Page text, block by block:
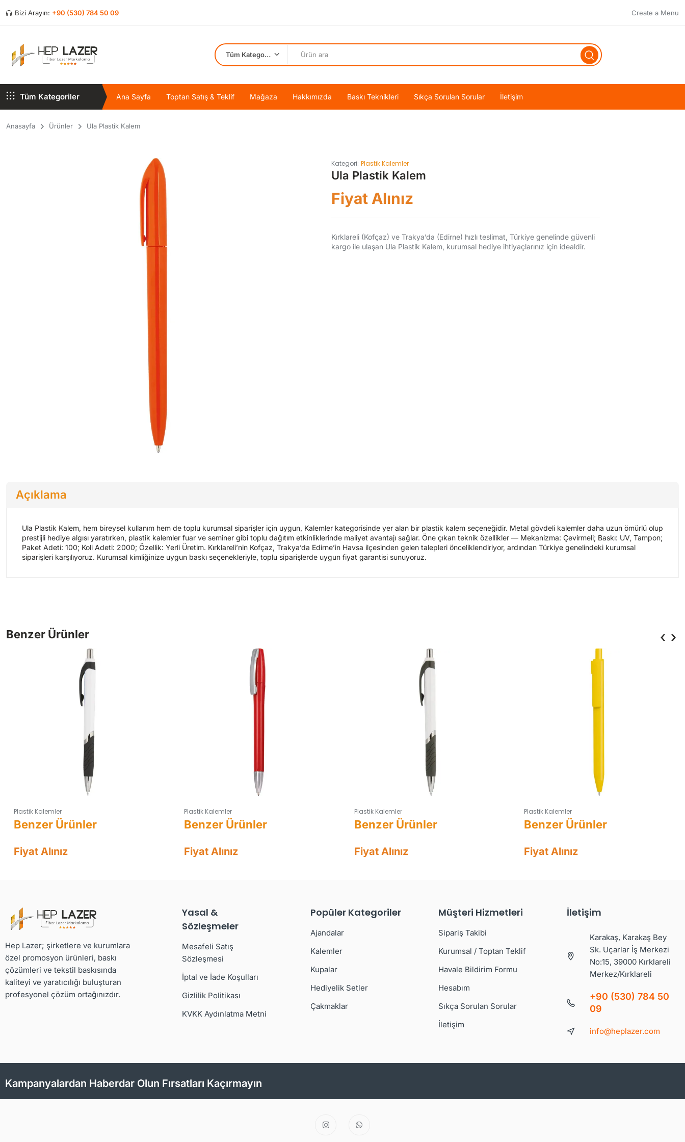
Bizi Arayın: +90 (530) 784 50 09 Create a Menu
Tüm Kategoriler
Tüm Kategoriler Ana Sayfa Toptan Satış & Teklif Mağaza Hakkımızda Baskı Teknikleri Sıkça Sorulan Sorular İletişim
Anasayfa Ürünler Ula Plastik Kalem
Kategori: Plastik Kalemler
Ula Plastik Kalem
Fiyat Alınız
Kırklareli (Kofçaz) ve Trakya’da (Edirne) hızlı teslimat, Türkiye genelinde güvenli
kargo ile ulaşan Ula Plastik Kalem, kurumsal hediye ihtiyaçlarınız için idealdir.
Açıklama
Ula Plastik Kalem, hem bireysel kullanım hem de toplu kurumsal siparişler için uygun, Kalemler kategorisinde yer alan bir plastik kalem seçeneğidir. Metal gövdeli kalemler daha uzun ömürlü olup
prestijli hediye algısı yaratırken, plastik kalemler fuar ve seminer gibi toplu dağıtım etkinliklerinde maliyet avantajı sağlar. Öne çıkan teknik özellikler — Mekanizma: Çevirmeli; Baskı: UV, Tampon;
Paket Adeti: 100; Koli Adeti: 2000; Özellik: Yerli Üretim. Kırklareli’nin Kofçaz, Trakya’da Edirne’in Havsa ilçesinden gelen talepleri önceliklendiriyor, ardından Türkiye genelindeki kurumsal
siparişleri karşılıyoruz. Kurumsal kimliğinize uygun baskı seçenekleriyle, toplu siparişlerde uygun fiyat garantisi sunuyoruz.
Plastik Kalemler
Fiyat Alınız
Plastik Kalemler
Fiyat Alınız
Plastik Kalemler
Fiyat Alınız
Plastik Kalemler
Fiyat Alınız
‹ ›
Hep Lazer; şirketlere ve kurumlara
özel promosyon ürünleri, baskı
çözümleri ve tekstil baskısında
kaliteyi ve yaratıcılığı buluşturan
profesyonel çözüm ortağınızdır.
Yasal &
Sözleşmeler
Mesafeli Satış
Sözleşmesi
İptal ve İade Koşulları
Gizlilik Politikası
KVKK Aydınlatma Metni
Popüler Kategoriler
Ajandalar
Kalemler
Kupalar
Hediyelik Setler
Çakmaklar
Müşteri Hizmetleri
Sipariş Takibi
Kurumsal / Toptan Teklif
Havale Bildirim Formu
Hesabım
Sıkça Sorulan Sorular
İletişim
İletişim
Karakaş, Karakaş Bey
Sk. Uçarlar İş Merkezi
No:15, 39000 Kırklareli
Merkez/Kırklareli
+90 (530) 784 50
09
info@heplazer.com
Kampanyalardan Haberdar Olun Fırsatları Kaçırmayın